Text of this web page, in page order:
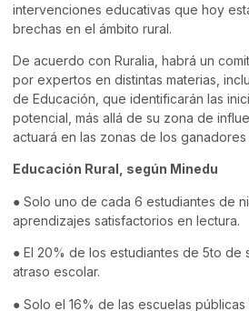
intervenciones educativas que hoy
brechas en el ámbito rural.
De acuerdo con Ruralia, habrá un
por expertos en distintas materias,
de Educación, que identificarán las
potencial, más allá de su zona de
actuará en las zonas de los
Educación Rural, según Minedu
● Solo uno de cada 6 estudiantes de
aprendizajes satisfactorios en lectura.
● El 20% de los estudiantes de 5to de
atraso escolar.
● Solo el 16% de las escuelas